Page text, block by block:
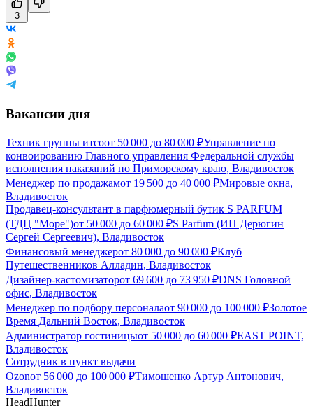
3
Вакансии дня
Техник группы итсоот 50 000 до 80 000 ₽Управление по
конвоированию Главного управления Федеральной службы
исполнения наказаний по Приморскому краю, Владивосток
Менеджер по продажамот 19 500 до 40 000 ₽Мировые окна,
Владивосток
Продавец-консультант в парфюмерный бутик S PARFUM
(ТДЦ "Море")от 50 000 до 60 000 ₽S Parfum (ИП Дерюгин
Сергей Сергеевич), Владивосток
Финансовый менеджерот 80 000 до 90 000 ₽Клуб
Путешественников Алладин, Владивосток
Дизайнер-кастомизаторот 69 600 до 73 950 ₽DNS Головной
офис, Владивосток
Менеджер по подбору персоналаот 90 000 до 100 000 ₽Золотое
Время Дальний Восток, Владивосток
Администратор гостиницыот 50 000 до 60 000 ₽EAST POINT,
Владивосток
Сотрудник в пункт выдачи
Ozonот 56 000 до 100 000 ₽Тимошенко Артур Антонович,
Владивосток
HeadHunter